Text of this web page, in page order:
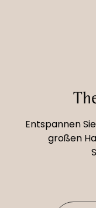
Entspannen
großen